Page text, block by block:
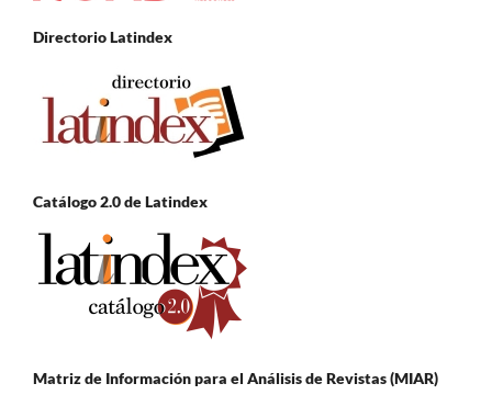
Directorio Latindex
Catálogo 2.0 de Latindex
Matriz de Información para el Análisis de Revistas (MIAR)